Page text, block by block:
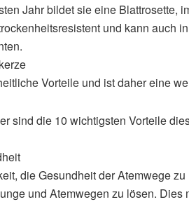
Jahr bildet sie eine Blattrosette,
und kann auch
Vorteile und ist daher eine
sind die 10 wichtigsten Vorteile
die Gesundheit der Atemwege
und Atemwegen zu lösen. Dies